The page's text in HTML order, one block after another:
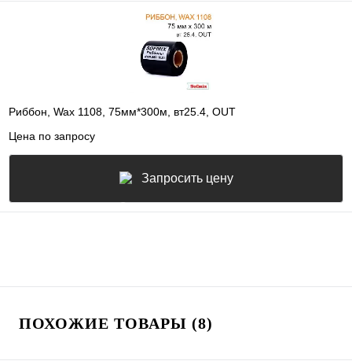
Риббон, Wax 1108, 75мм*300м, вт25.4, OUT
Цена по запросу
Запросить цену
ПОХОЖИЕ ТОВАРЫ (8)